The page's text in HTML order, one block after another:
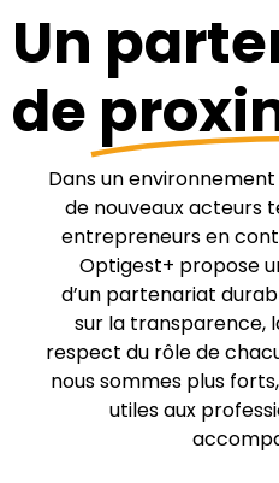
Un
de
Dans un
de nouveaux acteurs
entrepreneurs en
Optigest+ propose
d’un partenariat
sur la transparence,
respect du rôle de
nous sommes plus
utiles aux